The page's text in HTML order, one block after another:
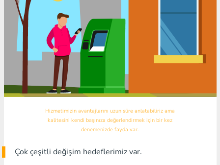
Hizmetimizin avantajlarını uzun süre anlatabiliriz ama
kalitesini kendi başınıza değerlendirmek için bir kez
denemenizde fayda var.
Çok çeşitli değişim hedeflerimiz var.